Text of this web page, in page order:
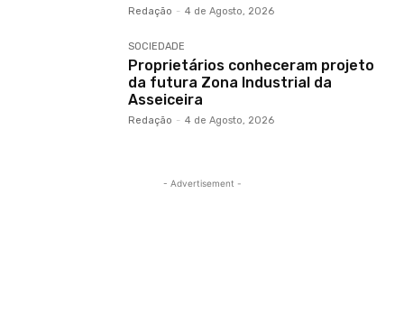
Redação - 4 de Agosto, 2026
SOCIEDADE
Proprietários conheceram projeto
da futura Zona Industrial da
Asseiceira
Redação - 4 de Agosto, 2026
- Advertisement -